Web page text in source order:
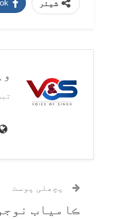
شیئر
پچھلی پوسٹ
ڪامياب